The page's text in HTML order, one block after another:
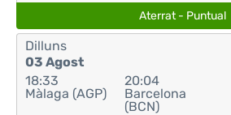
Aterrat - Puntual
Dilluns
03 Agost
18:33
Màlaga (AGP)
20:04
Barcelona
(BCN)